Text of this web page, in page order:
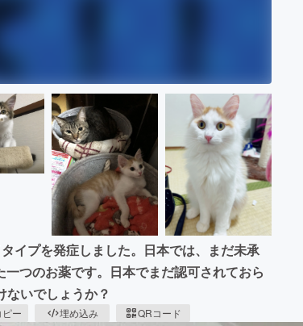
イプを発症しました。日本では、まだ未承
つのお薬です。日本でまだ認可されておら
いでしょうか？
ー 埋め込み QRコード